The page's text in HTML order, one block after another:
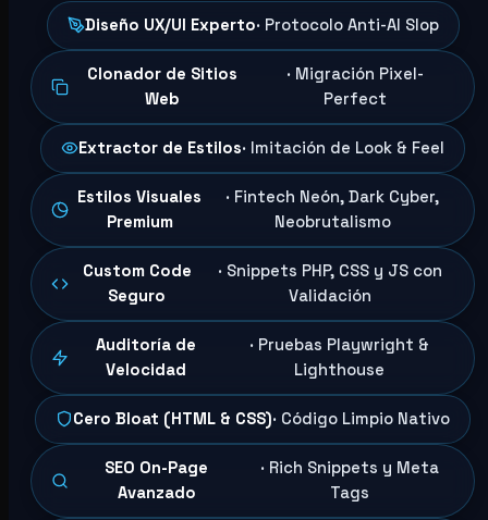
Diseño UX/UI Experto· Protocolo Anti-AI Slop
Clonador de Sitios
Web
· Migración Pixel-
Perfect
Extractor de Estilos· Imitación de Look & Feel
Estilos Visuales
Premium
· Fintech Neón, Dark Cyber,
Neobrutalismo
Custom Code
Seguro
· Snippets PHP, CSS y JS con
Validación
Auditoría de
Velocidad
· Pruebas Playwright &
Lighthouse
Cero Bloat (HTML & CSS)· Código Limpio Nativo
SEO On-Page
Avanzado
· Rich Snippets y Meta
Tags